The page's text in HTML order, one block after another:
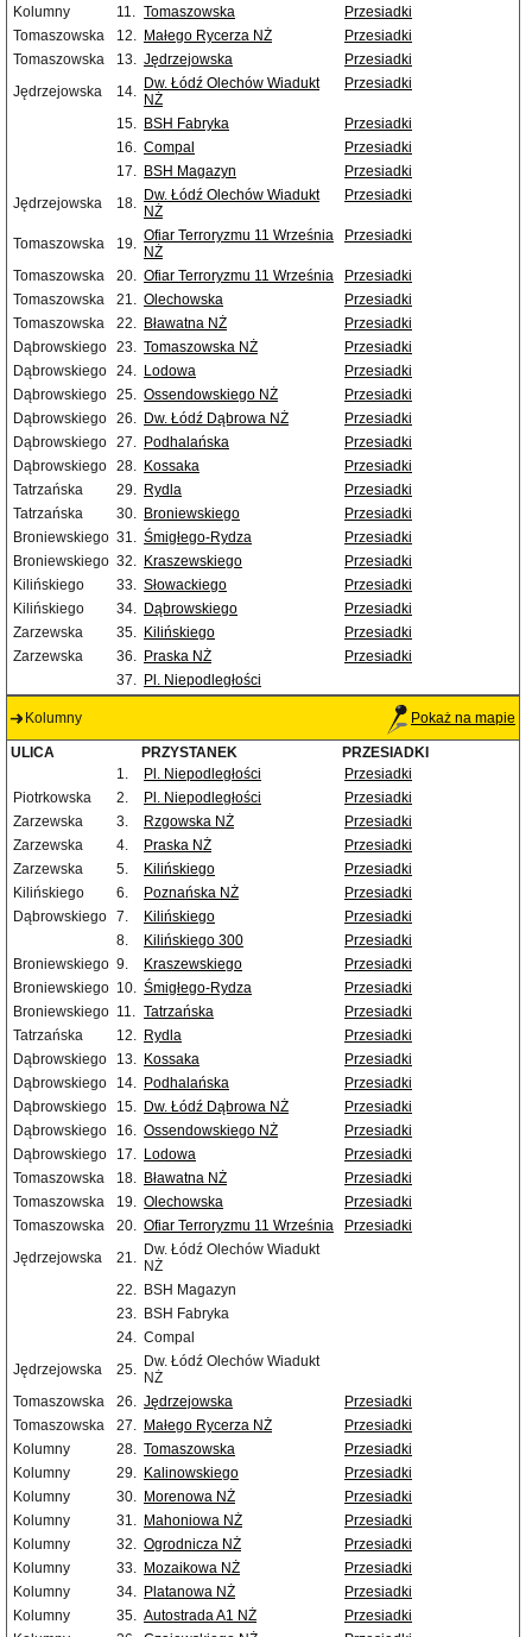
Kolumny
11. Tomaszowska
Przesiadki
Tomaszowska
12. Małego Rycerza NŻ
Przesiadki
Tomaszowska
13. Jędrzejowska
Przesiadki
Jędrzejowska
14. Dw. Łódź Olechów Wiadukt
NŻ
Przesiadki
15. BSH Fabryka
Przesiadki
16. Compal
Przesiadki
17. BSH Magazyn
Przesiadki
Jędrzejowska
18. Dw. Łódź Olechów Wiadukt
NŻ
Przesiadki
Tomaszowska 19. Ofiar Terroryzmu 11 Września
NŻ
Przesiadki
Tomaszowska 20. Ofiar Terroryzmu 11 Września
Przesiadki
Tomaszowska
21. Olechowska
Przesiadki
Tomaszowska
22. Bławatna NŻ
Przesiadki
Dąbrowskiego 23. Tomaszowska NŻ
Przesiadki
Dąbrowskiego 24. Lodowa
Przesiadki
Dąbrowskiego 25. Ossendowskiego NŻ
Przesiadki
Dąbrowskiego 26. Dw. Łódź Dąbrowa NŻ
Przesiadki
Dąbrowskiego 27. Podhalańska
Przesiadki
Dąbrowskiego 28. Kossaka
Przesiadki
Tatrzańska
29. Rydla
Przesiadki
Tatrzańska
30. Broniewskiego
Przesiadki
Broniewskiego 31. Śmigłego-Rydza
Przesiadki
Broniewskiego 32. Kraszewskiego
Przesiadki
Kilińskiego
33. Słowackiego
Przesiadki
Kilińskiego
34. Dąbrowskiego
Przesiadki
Zarzewska
35. Kilińskiego
Przesiadki
Zarzewska
36. Praska NŻ
Przesiadki
37. Pl. Niepodległości
Kolumny Pokaż na mapie
ULICA PRZYSTANEK
PRZESIADKI
1.
Pl. Niepodległości
Przesiadki
Piotrkowska
2. Pl. Niepodległości
Przesiadki
Zarzewska
3. Rzgowska NŻ
Przesiadki
Zarzewska
4. Praska NŻ
Przesiadki
Zarzewska
5. Kilińskiego
Przesiadki
Kilińskiego
6. Poznańska NŻ
Przesiadki
Dąbrowskiego 7. Kilińskiego
Przesiadki
8.
Kilińskiego 300
Przesiadki
Broniewskiego 9. Kraszewskiego
Przesiadki
Broniewskiego 10. Śmigłego-Rydza
Przesiadki
Broniewskiego 11. Tatrzańska
Przesiadki
Tatrzańska
12. Rydla
Przesiadki
Dąbrowskiego
13. Kossaka
Przesiadki
Dąbrowskiego
14. Podhalańska
Przesiadki
Dąbrowskiego
15. Dw. Łódź Dąbrowa NŻ
Przesiadki
Dąbrowskiego
16. Ossendowskiego NŻ
Przesiadki
Dąbrowskiego
17. Lodowa
Przesiadki
Tomaszowska
18. Bławatna NŻ
Przesiadki
Tomaszowska
19. Olechowska
Przesiadki
Tomaszowska
20. Ofiar Terroryzmu 11 Września
Przesiadki
Jędrzejowska
21. Dw. Łódź Olechów Wiadukt
NŻ
22. BSH Magazyn
23. BSH Fabryka
24. Compal
Jędrzejowska
25. Dw. Łódź Olechów Wiadukt
NŻ
Tomaszowska
26. Jędrzejowska
Przesiadki
Tomaszowska
27. Małego Rycerza NŻ
Przesiadki
Kolumny
28. Tomaszowska
Przesiadki
Kolumny
29. Kalinowskiego
Przesiadki
Kolumny
30. Morenowa NŻ
Przesiadki
Kolumny
31. Mahoniowa NŻ
Przesiadki
Kolumny
32. Ogrodnicza NŻ
Przesiadki
Kolumny
33. Mozaikowa NŻ
Przesiadki
Kolumny
34. Platanowa NŻ
Przesiadki
Kolumny
35. Autostrada A1 NŻ
Przesiadki